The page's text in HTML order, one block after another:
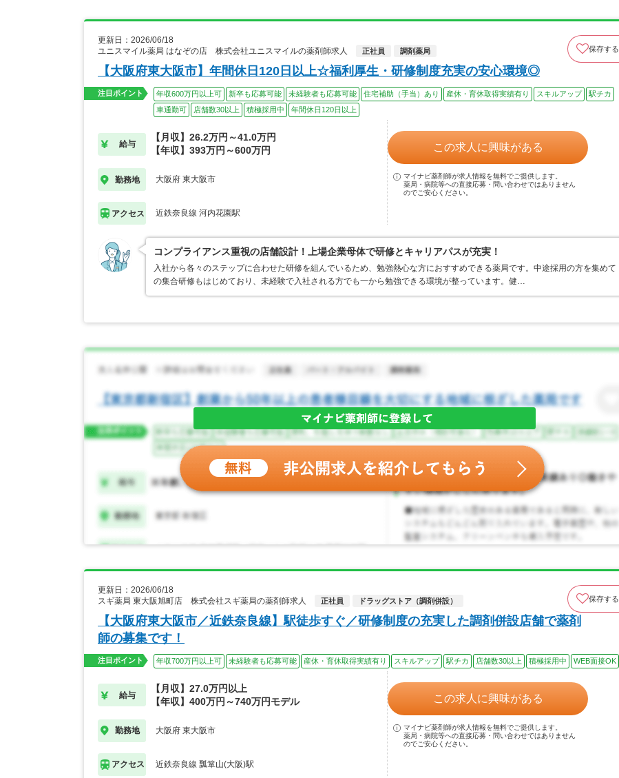
更新日：2026/06/18
ユニスマイル薬局 はなぞの店 株式会社ユニスマイルの薬剤師求人
正社員 調剤薬局 保存する
【大阪府東大阪市】年間休日120日以上☆福利厚生・研修制度充実の安心環境◎
注目ポイント 年収600万円以上可 新卒も応募可能 未経験者も応募可能 住宅補助（手当）あり 産休・育休取得実績有り スキルアップ
駅チカ
車通勤可
店舗数30以上 積極採用中 年間休日120日以上
給与
【月収】26.2万円～41.0万円
【年収】393万円～600万円
勤務地 大阪府 東大阪市
アクセス 近鉄奈良線 河内花園駅
この求人に興味がある
マイナビ薬剤師が求人情報を無料でご提供します。
薬局・病院等への直接応募・問い合わせではありません
のでご安心ください。
コンプライアンス重視の店舗設計！上場企業母体で研修とキャリアパスが充実！
入社から各々のステップに合わせた研修を組んでいるため、勉強熱心な方におすすめできる薬局です。中途採用の方を集めて
の集合研修もはじめており、未経験で入社される方でも一から勉強できる環境が整っています。健…
更新日：2026/06/18
スギ薬局 東大阪旭町店 株式会社スギ薬局の薬剤師求人
正社員 ドラッグストア（調剤併設） 保存する
【大阪府東大阪市／近鉄奈良線】駅徒歩すぐ／研修制度の充実した調剤併設店舗で薬剤
師の募集です！
注目ポイント 年収700万円以上可 未経験者も応募可能 産休・育休取得実績有り スキルアップ 駅チカ 店舗数30以上 積極採用中 WEB面接OK
給与
【月収】27.0万円以上
【年収】400万円～740万円モデル
勤務地 大阪府 東大阪市
アクセス 近鉄奈良線 瓢箪山(大阪)駅
この求人に興味がある
マイナビ薬剤師が求人情報を無料でご提供します。
薬局・病院等への直接応募・問い合わせではありません
のでご安心ください。